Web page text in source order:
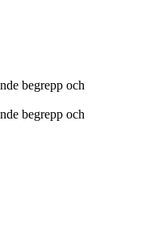
begrepp och
begrepp och